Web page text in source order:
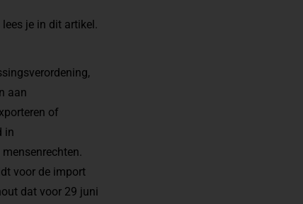
je in dit artikel.
aan
of
in
voor de import
dat voor 29 juni